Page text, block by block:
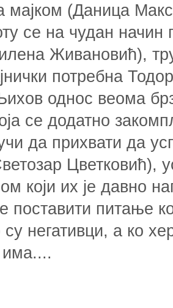
мајком (Даница
се на чудан начин
Живановић),
потребна
однос веома
се додатно
да прихвати да
Цветковић),
који их је давно
поставити питање
негативци, а ко